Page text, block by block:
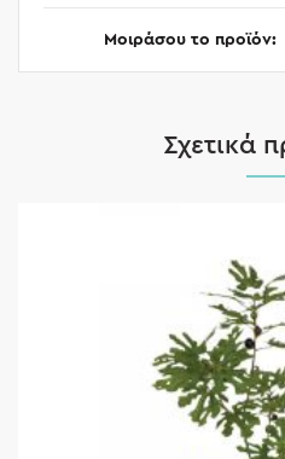
Μοιράσου το προϊόν
Σχετικά